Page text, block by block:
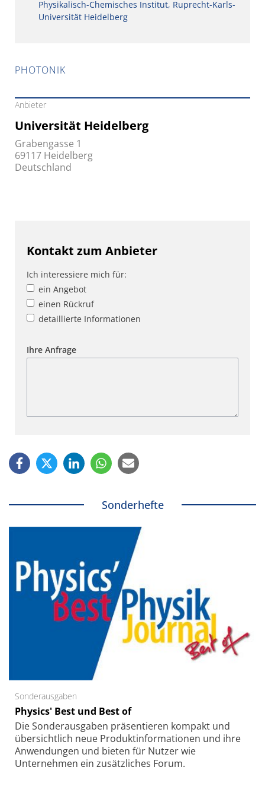
Physikalisch-Chemisches ­Institut, Ruprecht-Karls-
Universität Heidelberg
PHOTONIK
Anbieter
Universität Heidelberg
Grabengasse 1
69117 Heidelberg
Deutschland
Kontakt zum Anbieter
Ich interessiere mich für:
ein Angebot
einen Rückruf
detaillierte Informationen
Ihre Anfrage
Sonderhefte
Sonderausgaben
Physics' Best und Best of
Die Sonder­ausgaben präsentieren kompakt und
übersichtlich neue Produkt­informationen und ihre
Anwendungen und bieten für Nutzer wie
Unternehmen ein zusätzliches Forum.